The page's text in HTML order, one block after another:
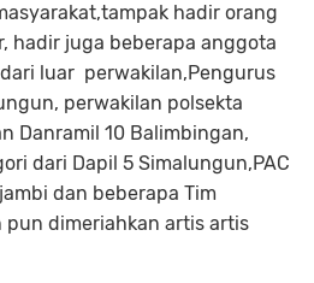
hadir orang
hadir juga beberapa anggota
luar perwakilan,Pengurus
perwakilan polsekta
Danramil 10 Balimbingan,
dari Dapil 5 Simalungun,PAC
dan beberapa Tim
pun dimeriahkan artis artis